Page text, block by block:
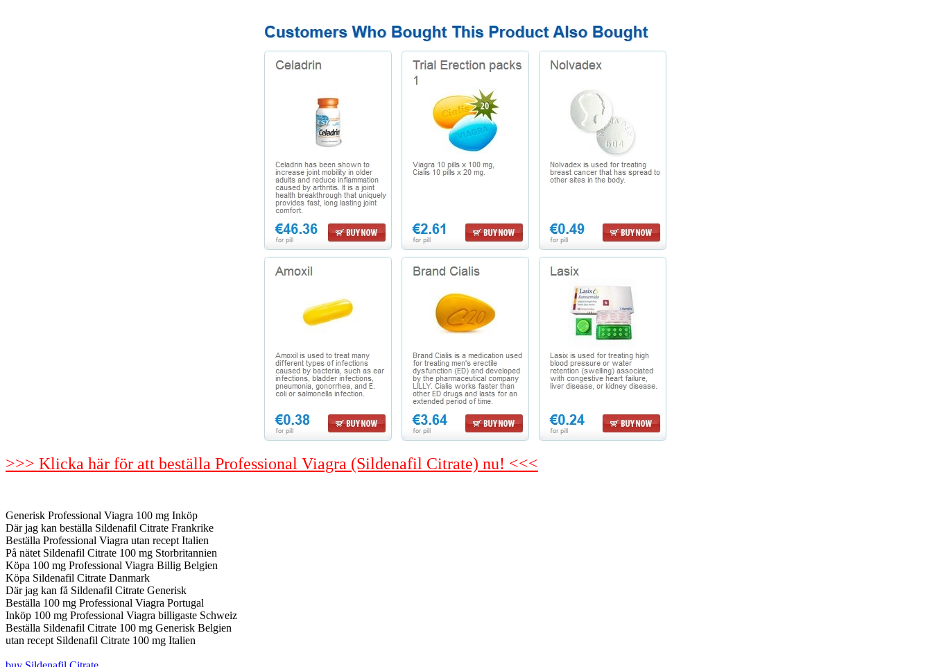
>>> Klicka här för att beställa Professional Viagra (Sildenafil Citrate) nu! <<<
Generisk Professional Viagra 100 mg Inköp
Där jag kan beställa Sildenafil Citrate Frankrike
Beställa Professional Viagra utan recept Italien
På nätet Sildenafil Citrate 100 mg Storbritannien
Köpa 100 mg Professional Viagra Billig Belgien
Köpa Sildenafil Citrate Danmark
Där jag kan få Sildenafil Citrate Generisk
Beställa 100 mg Professional Viagra Portugal
Inköp 100 mg Professional Viagra billigaste Schweiz
Beställa Sildenafil Citrate 100 mg Generisk Belgien
utan recept Sildenafil Citrate 100 mg Italien